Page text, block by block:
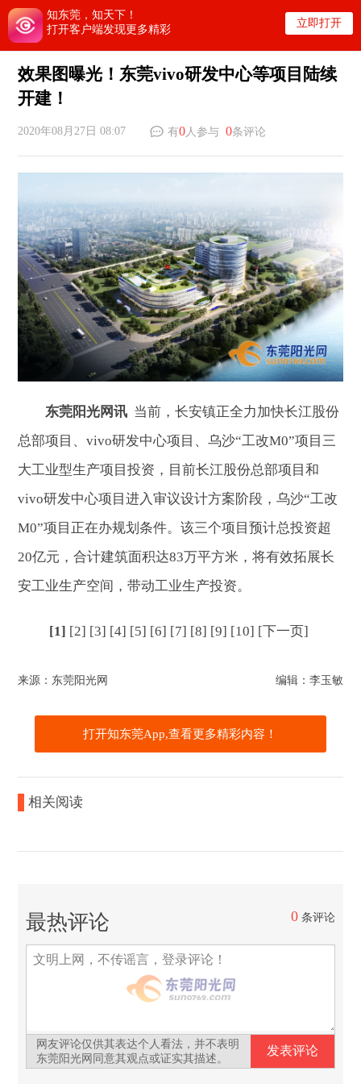
知东莞，知天下！
打开客户端发现更多精彩
立即打开
效果图曝光！东莞vivo研发中心等项目陆续
开建！
2020年08月27日 08:07 有0人参与0条评论
东莞阳光网讯 当前，长安镇正全力加快长江股份
总部项目、vivo研发中心项目、乌沙“工改M0”项目三
大工业型生产项目投资，目前长江股份总部项目和
vivo研发中心项目进入审议设计方案阶段，乌沙“工改
M0”项目正在办规划条件。该三个项目预计总投资超
20亿元，合计建筑面积达83万平方米，将有效拓展长
安工业生产空间，带动工业生产投资。
[1] [2] [3] [4] [5] [6] [7] [8] [9] [10] [下一页]
来源：东莞阳光网 编辑：李玉敏
打开知东莞App,查看更多精彩内容！
相关阅读
最热评论 0 条评论
网友评论仅供其表达个人看法，并不表明
东莞阳光网同意其观点或证实其描述。